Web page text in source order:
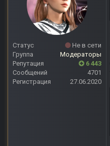
Статус
Не в сети
Группа
Модераторы
Репутация
6 443
Сообщений
4701
Регистрация
27.06.2020